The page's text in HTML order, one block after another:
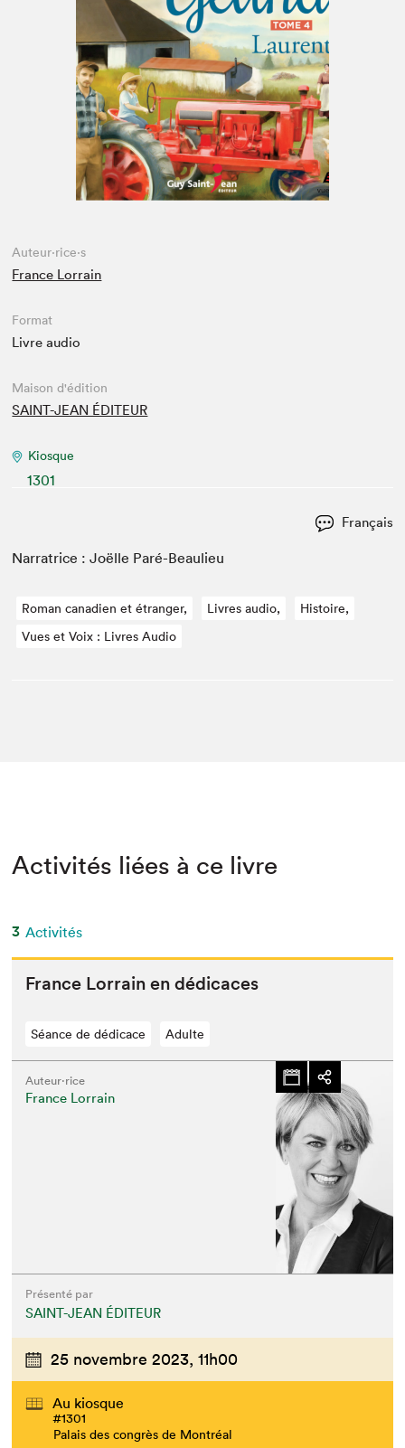
Espace médias
Auteur·rice·s
France Lorrain
Format
Livre audio
Maison d'édition
SAINT-JEAN ÉDITEUR
Kiosque
1301
Français
Nar­ra­trice : Joëlle Paré-Beaulieu
Roman canadien et étranger, Livres audio,
Histoire,
Vues et Voix : Livres Audio
Activités liées à ce livre
3 Activités
France Lor­rain en dédicaces
Séance de dédicace Adulte
Auteur·rice
France Lorrain
Présenté par
SAINT-JEAN ÉDITEUR
25 novembre 2023, 11h00
Au kiosque
#1301
Palais des congrès de Montréal